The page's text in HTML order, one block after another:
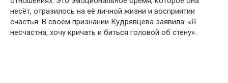
несёт, отразилось на её личной жизни и восприятии
счастья. В своём признании Кудрявцева заявила: «Я
несчастна, хочу кричать и биться головой об стену».